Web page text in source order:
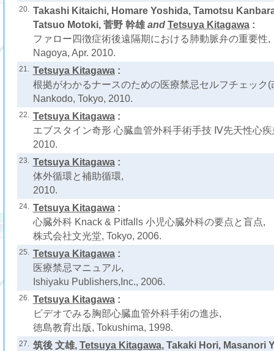
20. Takashi Kitaichi, Homare Yoshida, Tamotsu
Tatsuo Motoki, 菅野 幹雄and Tetsuya Kitagawa:
ファロー四徴症術後遠隔期における肺動脈弁の重要性,
Nagoya, Apr. 2010.
21. Tetsuya Kitagawa:
根拠がわかるナースのための医療禁忌セルフチェック(
Nankodo, Tokyo, 2010.
22. Tetsuya Kitagawa:
エブスタイン奇形 心臓血管外科手術手技 Ⅳ先天性心疾
2010.
23. Tetsuya Kitagawa:
体外循環と補助循環,
2010.
24. Tetsuya Kitagawa:
心臓外科 Knack & Pitfalls 小児心臓外科の要点と盲点,
株式会社文光堂, Tokyo, 2006.
25. Tetsuya Kitagawa:
医療禁忌マニュアル,
Ishiyaku Publishers,Inc., 2006.
26. Tetsuya Kitagawa:
ビデオでみる胸部心臓血管外科手術の進歩,
徳島教育出版, Tokushima, 1998.
27. 筑後 文雄, Tetsuya Kitagawa, Takaki Hori, Masanori